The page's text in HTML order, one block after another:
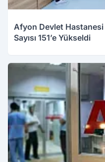
Afyon Devlet Hastanesi
Sayısı 151’e Yükseldi